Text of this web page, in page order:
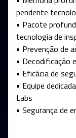
pendente
• Pacote
tecnologia de
• Prevenção de
• Decodificação
• Eficácia de
• Equipe
Labs
• Segurança de